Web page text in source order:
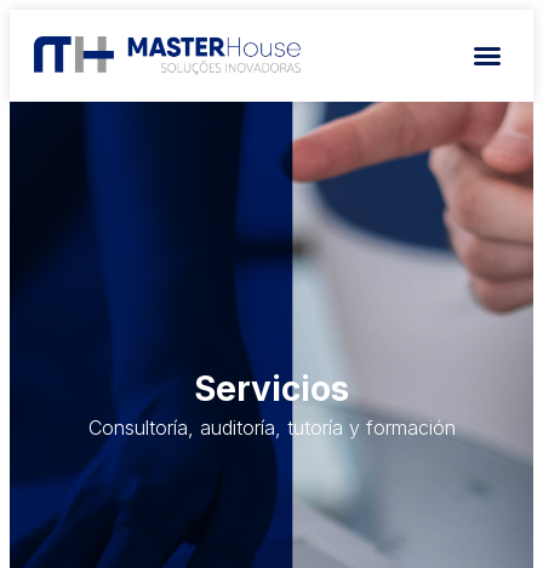
Servicios
Consultoría, auditoría, tutoría y formación